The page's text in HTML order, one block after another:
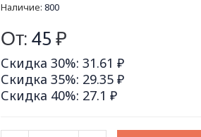
Наличие: 800
От: 45 ₽
Скидка 30%: 31.61 ₽
Скидка 35%: 29.35 ₽
Скидка 40%: 27.1 ₽